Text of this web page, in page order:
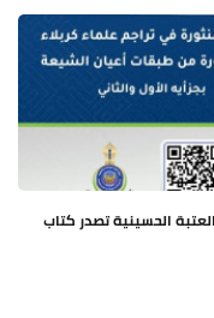
الحسينية تصدر كتاب